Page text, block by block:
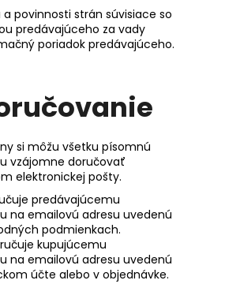
a povinnosti strán súvisiace so
predávajúceho za vady
poriadok predávajúceho.
si môžu všetku písomnú
vzájomne doručovať
elektronickej pošty.
predávajúcemu
na emailovú adresu uvedenú
podmienkach.
kupujúcemu
na emailovú adresu uvedenú
účte alebo v objednávke.